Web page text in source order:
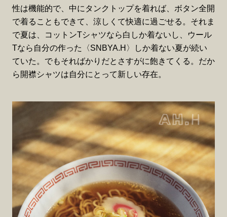
性は機能的で、中にタンクトップを着れば、ボタン全開
で着ることもできて、涼しくて快適に過ごせる。それま
で夏は、コットンTシャツなら白しか着ないし、ウール
Tなら自分の作った〈SNBYA.H〉しか着ない夏が続い
ていた。でもそればかりだとさすがに飽きてくる。だか
ら開襟シャツは自分にとって新しい存在。